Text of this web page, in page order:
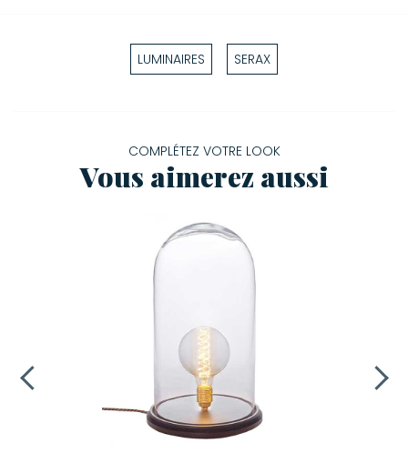
LUMINAIRES SERAX
COMPLÉTEZ VOTRE LOOK
Vous aimerez aussi